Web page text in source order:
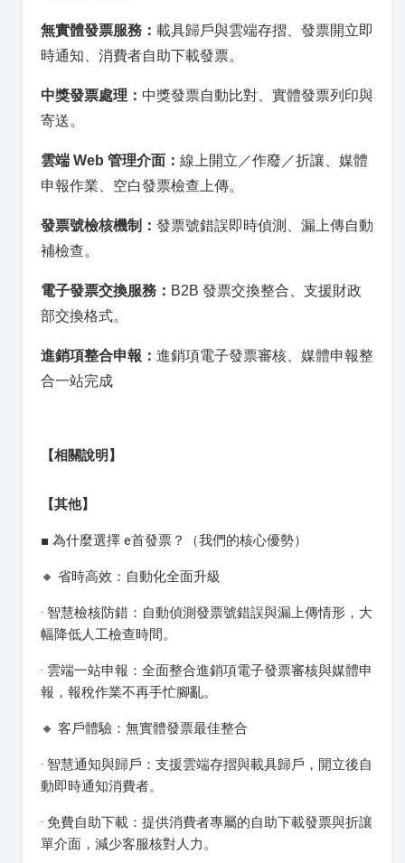
無實體發票服務： 載具歸戶與雲端存摺、發票開立即
時通知、消費者自助下載發票。
中獎發票處理： 中獎發票自動比對、實體發票列印與
寄送。
雲端 Web 管理介面： 線上開立／作廢／折讓、媒體
申報作業、空白發票檢查上傳。
發票號檢核機制： 發票號錯誤即時偵測、漏上傳自動
補檢查。
電子發票交換服務： B2B 發票交換整合、支援財政
部交換格式。
進銷項整合申報： 進銷項電子發票審核、媒體申報整
合一站完成
【相關說明】
【其他】
■ 為什麼選擇 e首發票？（我們的核心優勢）
🔸 省時高效：自動化全面升級
· 智慧檢核防錯：自動偵測發票號錯誤與漏上傳情形，大
幅降低人工檢查時間。
· 雲端一站申報：全面整合進銷項電子發票審核與媒體申
報，報稅作業不再手忙腳亂。
🔸 客戶體驗：無實體發票最佳整合
· 智慧通知與歸戶：支援雲端存摺與載具歸戶，開立後自
動即時通知消費者。
· 免費自助下載：提供消費者專屬的自助下載發票與折讓
單介面，減少客服核對人力。